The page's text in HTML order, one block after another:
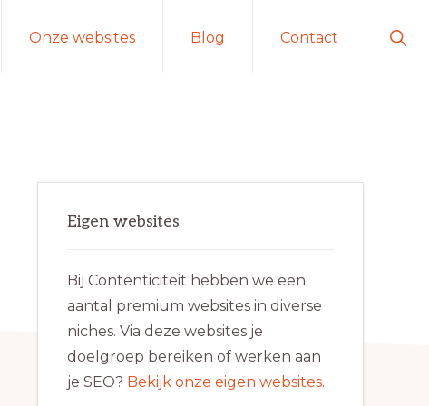
Onze websites Blog Contact
Sidebar
Eigen websites
Bij Contenticiteit hebben we een
aantal premium websites in diverse
niches. Via deze websites je
doelgroep bereiken of werken aan
je SEO? Bekijk onze eigen websites.